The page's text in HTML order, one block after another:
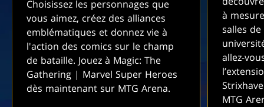
Choisissez les personnages que
vous aimez, créez des alliances
emblématiques et donnez vie à
l'action des comics sur le champ
de bataille. Jouez à Magic: The
Gathering | Marvel Super Heroes
dès maintenant sur MTG Arena.
à
salles
allez-
MTG